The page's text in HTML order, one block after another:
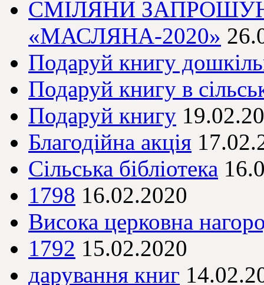
СМІЛЯНИ
«МАСЛЯНА-2020»
Подаруй книгу
Подаруй книгу в
Подаруй книгу
Благодійна акція
Сільська бібліотека
1798 16.02.2020
Висока церковна
1792 15.02.2020
дарування книг